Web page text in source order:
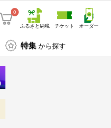
0
ふるさと納税 チケット オーダー
特集 から探す